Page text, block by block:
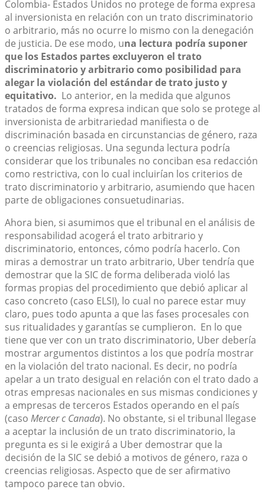
Colombia- Estados Unidos no protege de forma expresa
al inversionista en relación con un trato discriminatorio
o arbitrario, más no ocurre lo mismo con la denegación
de justicia. De ese modo, una lectura podría suponer
que los Estados partes excluyeron el trato
discriminatorio y arbitrario como posibilidad para
alegar la violación del estándar de trato justo y
equitativo. Lo anterior, en la medida que algunos
tratados de forma expresa indican que solo se protege al
inversionista de arbitrariedad manifiesta o de
discriminación basada en circunstancias de género, raza
o creencias religiosas. Una segunda lectura podría
considerar que los tribunales no conciban esa redacción
como restrictiva, con lo cual incluirían los criterios de
trato discriminatorio y arbitrario, asumiendo que hacen
parte de obligaciones consuetudinarias.
Ahora bien, si asumimos que el tribunal en el análisis de
responsabilidad acogerá el trato arbitrario y
discriminatorio, entonces, cómo podría hacerlo. Con
miras a demostrar un trato arbitrario, Uber tendría que
demostrar que la SIC de forma deliberada violó las
formas propias del procedimiento que debió aplicar al
caso concreto (caso ELSI), lo cual no parece estar muy
claro, pues todo apunta a que las fases procesales con
sus ritualidades y garantías se cumplieron. En lo que
tiene que ver con un trato discriminatorio, Uber debería
mostrar argumentos distintos a los que podría mostrar
en la violación del trato nacional. Es decir, no podría
apelar a un trato desigual en relación con el trato dado a
otras empresas nacionales en sus mismas condiciones y
a empresas de terceros Estados operando en el país
(caso Mercer c Canada). No obstante, si el tribunal llegase
a aceptar la inclusión de un trato discriminatorio, la
pregunta es si le exigirá a Uber demostrar que la
decisión de la SIC se debió a motivos de género, raza o
creencias religiosas. Aspecto que de ser afirmativo
tampoco parece tan obvio.